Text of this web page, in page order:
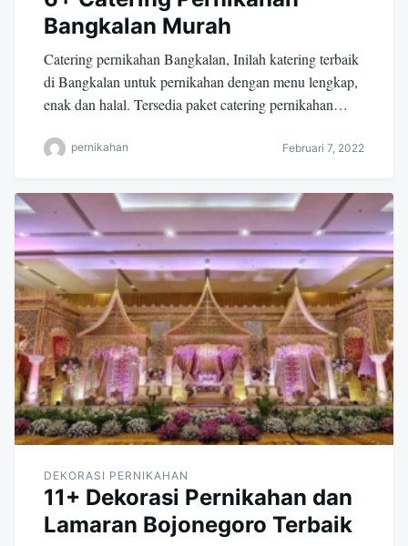
Bangkalan Murah
Catering pernikahan Bangkalan, Inilah katering terbaik
di Bangkalan untuk pernikahan dengan menu lengkap,
enak dan halal. Tersedia paket catering pernikahan…
pernikahan Februari 7, 2022
DEKORASI PERNIKAHAN
11+ Dekorasi Pernikahan dan
Lamaran Bojonegoro Terbaik